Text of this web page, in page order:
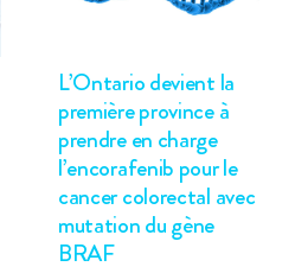
L’Ontario devient la
première province à
prendre en charge
l’encorafenib pour le
cancer colorectal avec
mutation du gène
BRAF